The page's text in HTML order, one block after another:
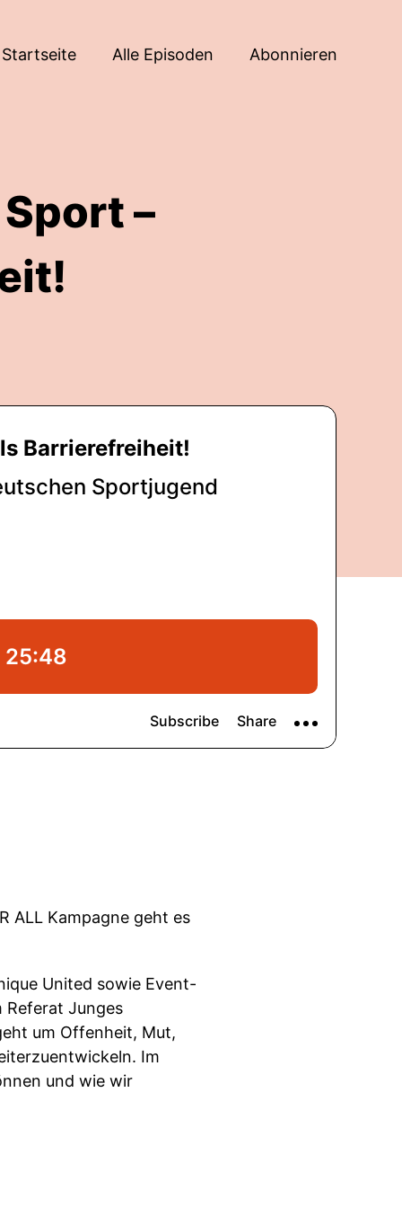
Startseite Alle Episoden Abonnieren
–
ALL Kampagne geht es
United sowie Event-
Referat Junges
um Offenheit, Mut,
Im
und wie wir